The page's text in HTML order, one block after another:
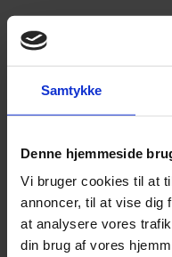
Samtykke
Denne hjemmeside
Vi bruger cookies til at
annoncer, til at vise dig
at analysere vores
din brug af vores